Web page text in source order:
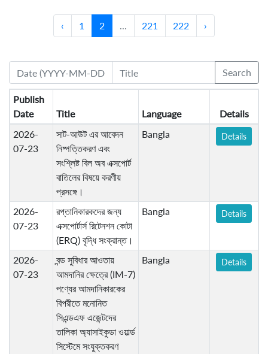
‹ 1 2 ... 221 222 ›
Search
Publish
Date
Title Language
Details
2026-
07-23
সাট-আউট এর আবেদন
নিষ্পত্তিকরণ এবং
সংশ্লিষ্ট বিল অব এক্সপোর্ট
বাতিলের বিষয়ে করণীয়
প্রসঙ্গে।
Bangla Details
2026-
07-23
রপ্তানিকারকদের জন্য
এক্সপোর্টার্স রিটেনশন কোটা
(ERQ) বৃদ্ধি সংক্রান্ত।
Bangla Details
2026-
07-23
বন্ড সুবিধার আওতায়
আমদানির ক্ষেত্রে (IM-7)
পণ্যের আমদানিকারকের
বিপরীতে মনোনিত
সিএন্ডএফ এজেন্টদের
তালিকা অ্যাসাইকুডা ওয়ার্ল্ড
সিস্টেমে সংযুক্তকরণ
Bangla Details